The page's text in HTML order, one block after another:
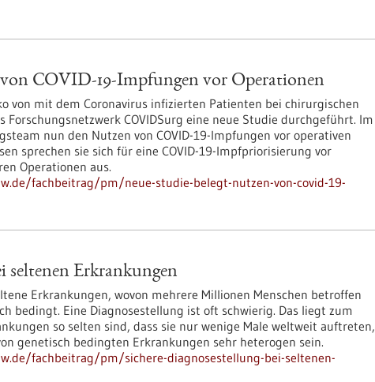
COVID-19-Impfungen vor Operationen
von mit dem Coronavirus infizierten Patienten bei chirurgischen
COVIDSurg eine neue Studie durchgeführt. Im
nun den Nutzen von COVID-19-Impfungen vor operativen
sprechen sie sich für eine COVID-19-Impfpriorisierung vor
Operationen aus.
fachbeitrag/pm/neue-studie-belegt-nutzen-von-covid-19-
seltenen Erkrankungen
Erkrankungen, wovon mehrere Millionen Menschen betroffen
bedingt. Eine Diagnosestellung ist oft schwierig. Das liegt zum
so selten sind, dass sie nur wenige Male weltweit auftreten,
genetisch bedingten Erkrankungen sehr heterogen sein.
fachbeitrag/pm/sichere-diagnosestellung-bei-seltenen-